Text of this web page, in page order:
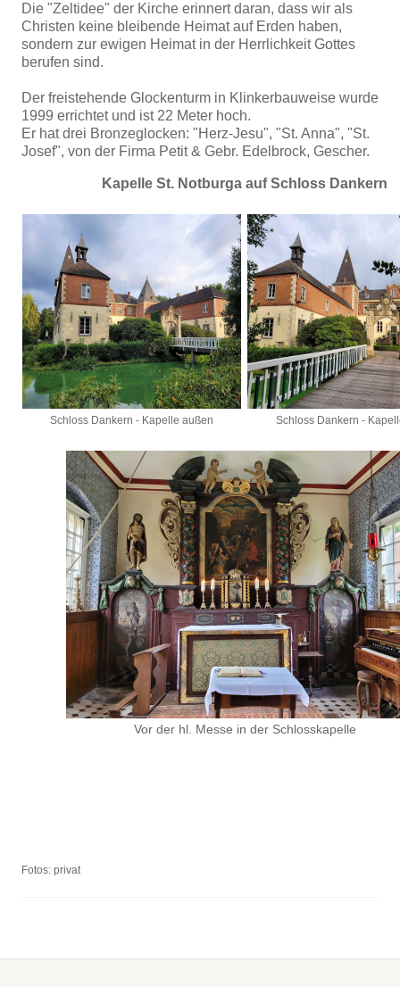
Die "Zeltidee" der Kirche erinnert daran, dass wir als
Christen keine bleibende Heimat auf Erden haben,
sondern zur ewigen Heimat in der Herrlichkeit Gottes
berufen sind.
Der freistehende Glockenturm in Klinkerbauweise wurde
1999 errichtet und ist 22 Meter hoch.
Er hat drei Bronzeglocken: "Herz-Jesu", "St. Anna", "St.
Josef", von der Firma Petit & Gebr. Edelbrock, Gescher.
Kapelle St. Notburga auf Schloss Dankern
Schloss Dankern - Kapelle außen Schloss Dankern -
Vor der hl. Messe in der Schlosskapelle
Fotos: privat